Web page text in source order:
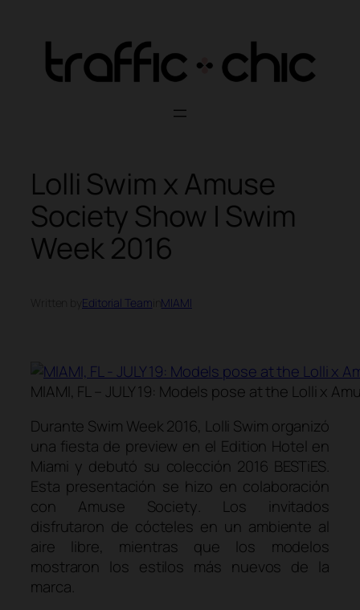
content
Lolli Swim x Amuse
Society Show | Swim
Week 2016
Editorial Team MIAMI
MIAMI, FL – JULY 19: Models pose at the Lolli x
Durante Swim Week2016, Lolli Swim organizó
una fiesta de preview en el Edition Hotel en
Miami y debutó su colección 2016 BESTiES.
Esta presentación se hizo en colaboración
con Amuse Society. Los invitados
disfrutaron de cócteles en un ambiente al
aire libre, mientras que los modelos
mostraron los estilos más nuevos de la
marca.